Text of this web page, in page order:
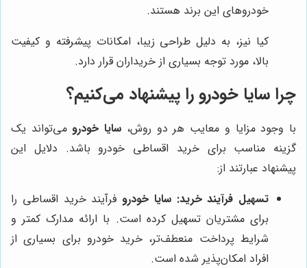
خودروهای این برند هستند.
کیا نیز، به دلیل طراحی زیبا، امکانات پیشرفته و کیفیت
بالا، مورد توجه بسیاری از خریداران قرار دارد.
چرا سایا خودرو را پیشنهاد می‌کنیم؟
با وجود مزایا و معایب هر دو روش، سایا خودرو می‌تواند یک
گزینه مناسب برای خرید اقساطی خودرو باشد. دلایل این
پیشنهاد عبارتند از:
تسهیل فرآیند خرید: سایا خودرو فرآیند خرید اقساطی را
برای مشتریان تسهیل کرده است. با ارائه مدارک کمتر و
شرایط پرداخت منعطف‌تر، خرید خودرو برای بسیاری از
افراد امکان‌پذیر شده است.